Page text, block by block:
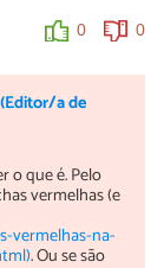
0 0
a de
o que é. Pelo
vermelhas (e
vermelhas-na-
. Ou se são